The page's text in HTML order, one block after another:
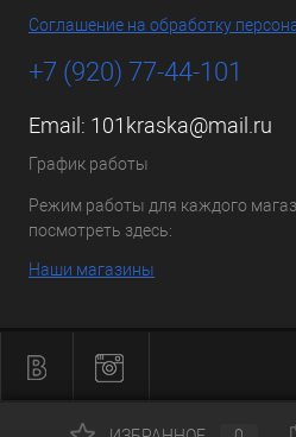
Соглашение на обработку
+7 (920) 77-44-101
Email: 101kraska@mail.ru
График работы
Режим работы для каждого
посмотреть здесь:
Наши магазины